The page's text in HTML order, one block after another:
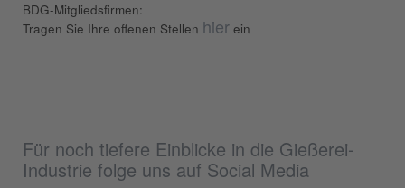
BDG-Mitgliedsfirmen:
Tragen Sie Ihre offenen Stellen hier ein
Für noch tiefere Einblicke in die Gießerei-
Industrie folge uns auf Social Media